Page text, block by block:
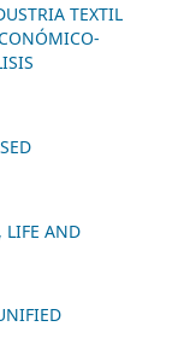
TEXTIL
LIFE AND